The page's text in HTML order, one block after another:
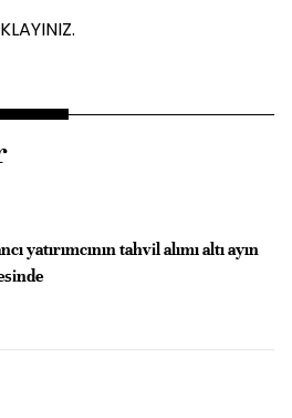
yatırımcının tahvil alımı altı ayın